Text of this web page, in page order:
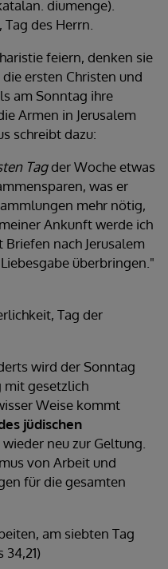
diumenge).
Tag des Herrn.
feiern, denken sie
ersten Christen und
am Sonntag ihre
Armen in Jerusalem
schreibt dazu:
Tagder Woche etwas
was er
mehr nötig,
Ankunft werde ich
nach Jerusalem
überbringen."
Tag der
wird der Sonntag
mit gesetzlich
Weise kommt
jüdischen
neu zur Geltung.
von Arbeit und
für die gesamten
am siebten Tag